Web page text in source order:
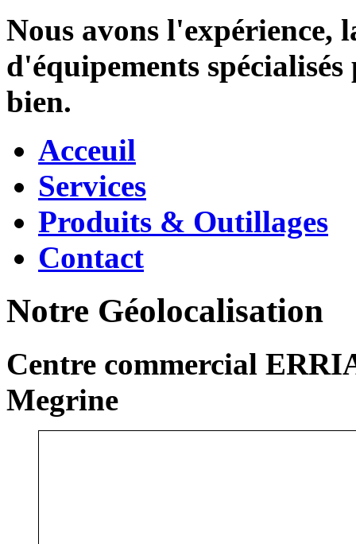
Nous avons l'expérience,
d'équipements
bien.
Acceuil
Services
Produits & Outillages
Contact
Notre Géolocalisation
Centre commercial
Megrine